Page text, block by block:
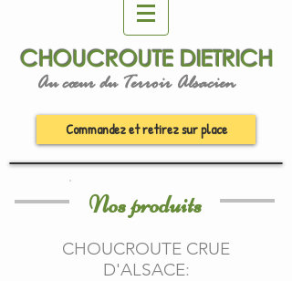
CHOUCROUTE DIETRICH
Au cœur du Terroir Alsacien
Commandez et retirez sur place
Nos produits
CHOUCROUTE CRUE
D'ALSACE: